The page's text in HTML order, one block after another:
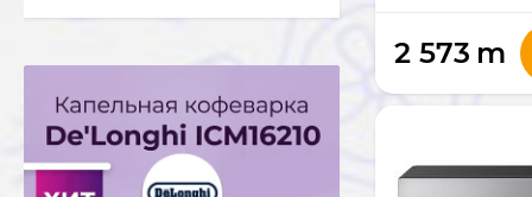
2 573 m